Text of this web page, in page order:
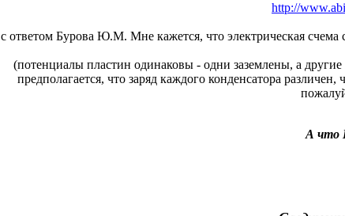
http://
с ответом Бурова Ю.М. Мне кажется, что электрическая
(потенциалы пластин одинаковы - одни заземлены, а
предполагается, что заряд каждого конденсатора
С
А что